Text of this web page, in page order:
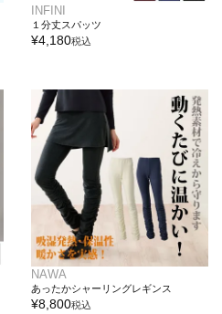
INFINI
１分丈スパッツ
¥4,180税込
NAWA
あったかシャーリングレギンス
¥8,800税込